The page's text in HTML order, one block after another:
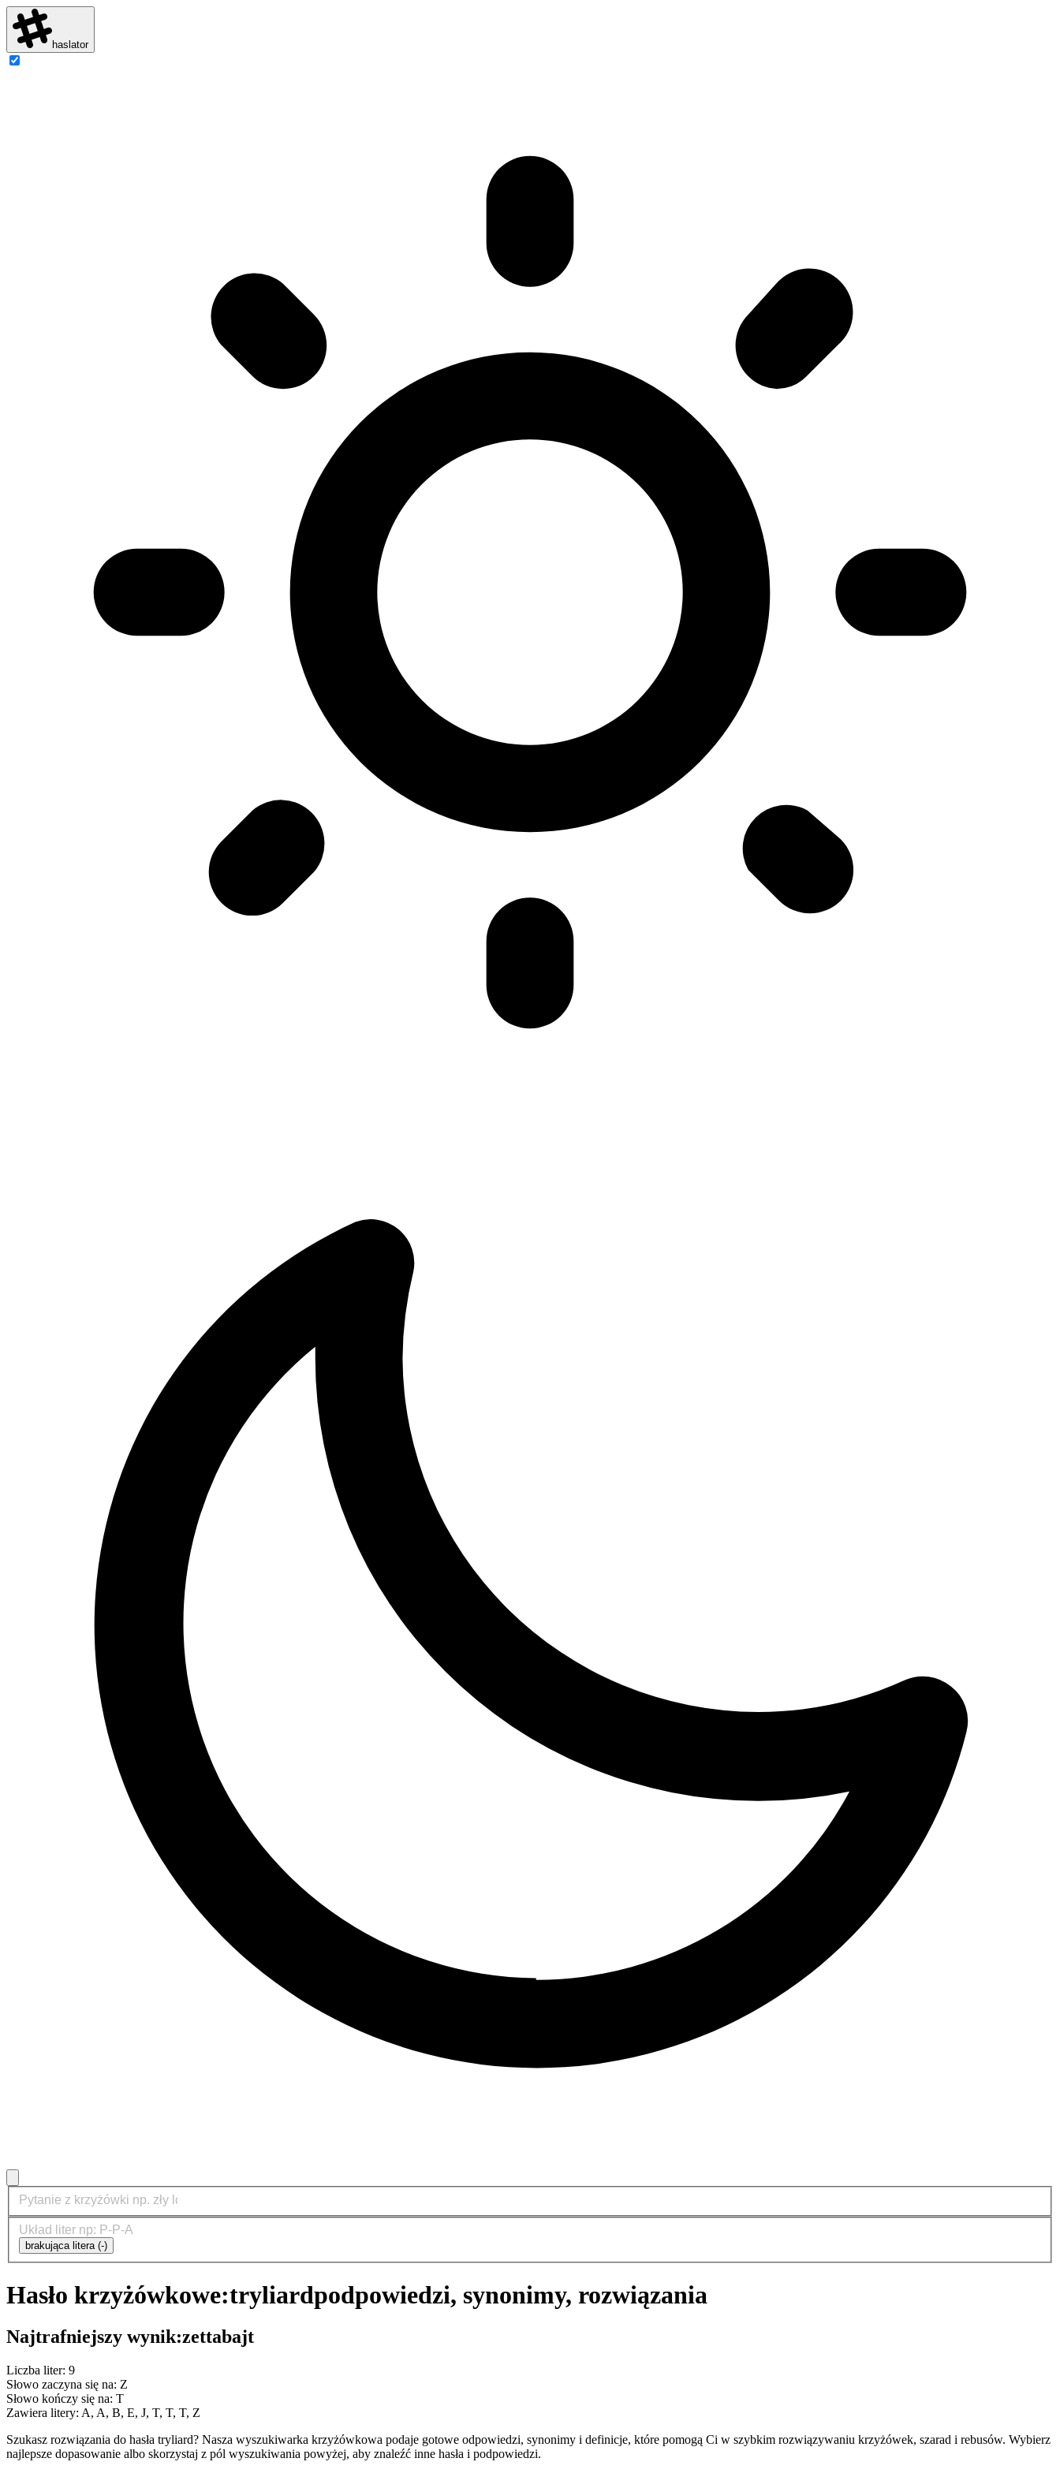
haslator
brakująca litera (-)
Hasło krzyżówkowe:tryliardpodpowiedzi, synonimy, rozwiązania
Najtrafniejszy wynik:zettabajt
Liczba liter: 9
Słowo zaczyna się na: Z
Słowo kończy się na: T
Zawiera litery: A, A, B, E, J, T, T, T, Z
Szukasz rozwiązania do hasła tryliard? Nasza wyszukiwarka krzyżówkowa podaje gotowe odpowiedzi, synonimy i definicje, które pomogą Ci w szybkim rozwiązywaniu krzyżówek, szarad i rebusów. Wybierz
najlepsze dopasowanie albo skorzystaj z pól wyszukiwania powyżej, aby znaleźć inne hasła i podpowiedzi.